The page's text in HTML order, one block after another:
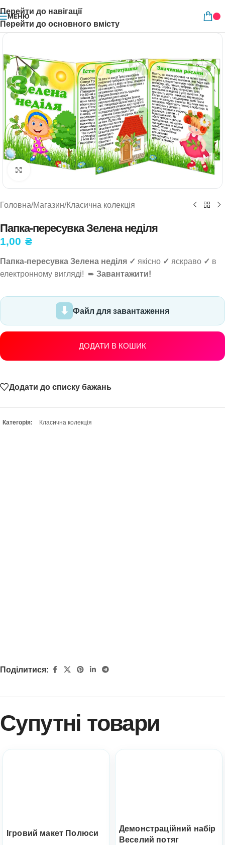
Перейти до навігації
Перейти до основного вмісту
МЕНЮ
Натисніть, щоб збільшити
Головна/Магазин/Класична колекція
Папка-пересувка Зелена неділя
1,00 ₴
Папка-пересувка Зелена неділя ✓ якісно ✓ яскраво ✓ в
електронному вигляді! ➨ Завантажити!
Файл для завантаження
ДОДАТИ В КОШИК
Додати до списку бажань
Категорія: Класична колекція
Поділитися:
Супутні товари
Ігровий макет Полюси
Демонстраційний набір
Веселий потяг